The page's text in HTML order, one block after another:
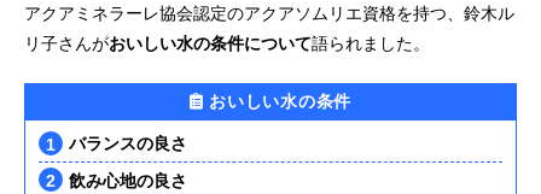
アクアミネラーレ協会認定のアクアソムリエ資格を持つ、鈴木ル
リ子さんがおいしい水の条件について語られました。
おいしい水の条件
バランスの良さ
飲み心地の良さ